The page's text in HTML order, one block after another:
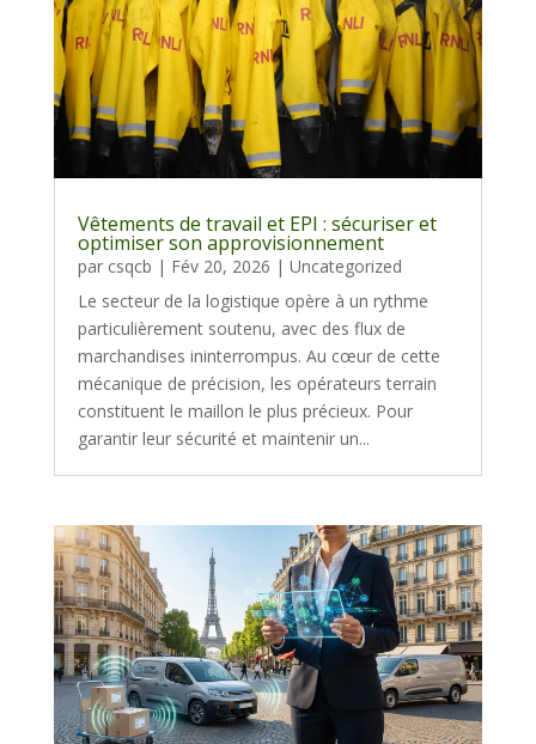
Vêtements de travail et EPI : sécuriser et
optimiser son approvisionnement
par csqcb | Fév 20, 2026 | Uncategorized
Le secteur de la logistique opère à un rythme
particulièrement soutenu, avec des flux de
marchandises ininterrompus. Au cœur de cette
mécanique de précision, les opérateurs terrain
constituent le maillon le plus précieux. Pour
garantir leur sécurité et maintenir un...